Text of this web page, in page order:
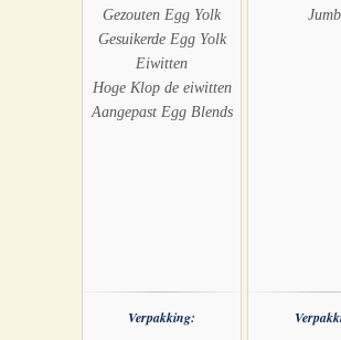
Gezouten Egg Yolk
Gesuikerde Egg Yolk
Eiwitten
Hoge Klop de eiwitten
Aangepast Egg Blends
Verpakking: